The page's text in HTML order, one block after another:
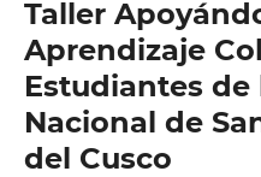
Taller
Aprendizaje
Estudiantes de
Nacional de
del Cusco